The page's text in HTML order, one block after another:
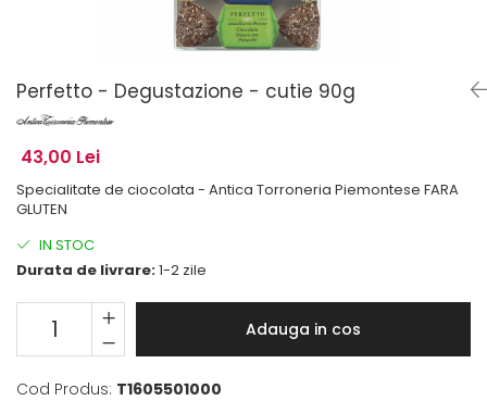
Perfetto - Degustazione - cutie 90g
43,00 Lei
Specialitate de ciocolata - Antica Torroneria Piemontese FARA
GLUTEN
IN STOC
Durata de livrare:1-2 zile
Adauga in cos
Cod Produs: T1605501000